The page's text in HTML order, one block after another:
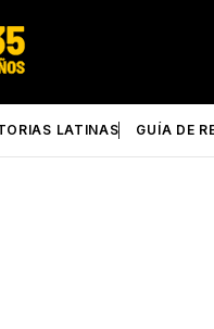
LATINAS GUÍA DE